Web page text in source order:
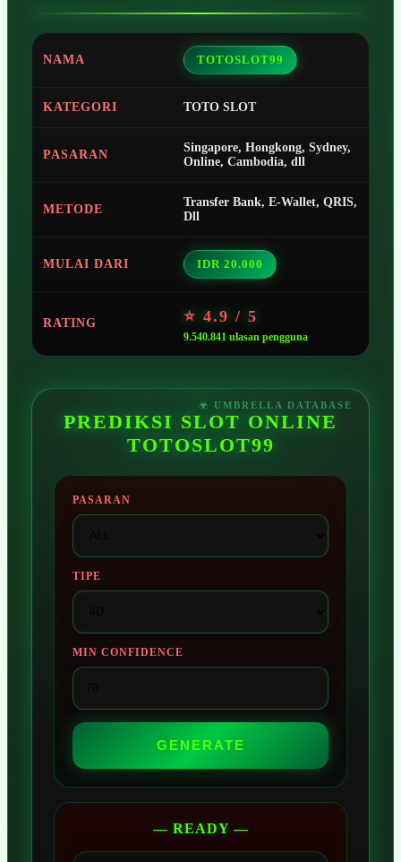
NAMA TOTOSLOT99
KATEGORI TOTO SLOT
PASARAN
Singapore, Hongkong, Sydney,
Online, Cambodia, dll
METODE
Transfer Bank, E-Wallet, QRIS,
Dll
MULAI DARI IDR 20.000
RATING ⭐ 4.9 / 5
9.540.841 ulasan pengguna
PREDIKSI SLOT ONLINE
TOTOSLOT99
PASARAN
TIPE
MIN CONFIDENCE
GENERATE
— READY —